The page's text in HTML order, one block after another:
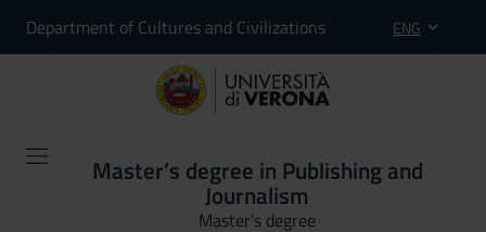
Department of Cultures and Civilizations ENG
Master’s degree in Publishing and
Journalism
Master’s degree